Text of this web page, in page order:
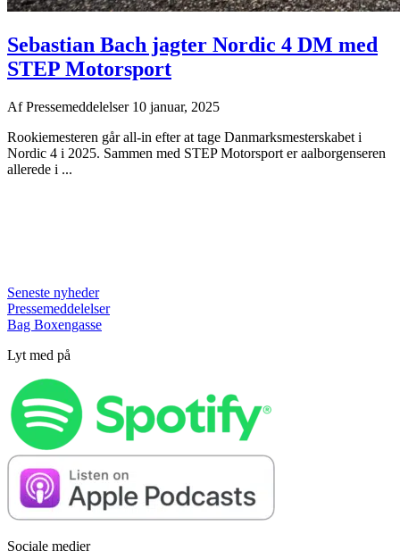
Sebastian Bach jagter Nordic 4 DM med
STEP Motorsport
AfPressemeddelelser 10 januar, 2025
Rookiemesteren går all-in efter at tage Danmarksmesterskabet i
Nordic 4 i 2025. Sammen med STEP Motorsport er aalborgenseren
allerede i ...
Seneste nyheder
Pressemeddelelser
Bag Boxengasse
Lyt med på
Sociale medier